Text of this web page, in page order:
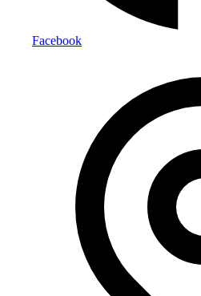
Facebook